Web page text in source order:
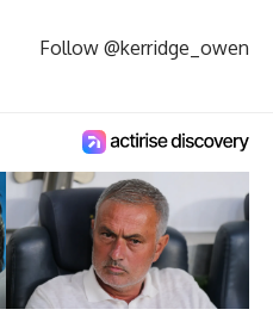
Follow @kerridge_owen